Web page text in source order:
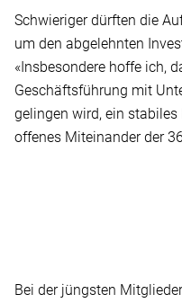
Schwieriger dürften die
um den abgelehnten
«Insbesondere hoffe ich,
Geschäftsführung mit
gelingen wird, ein
offenes Miteinander der
Bei der jüngsten